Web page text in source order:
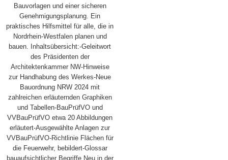
Bauvorlagen und einer sicheren
Genehmigungsplanung. Ein
praktisches Hilfsmittel für alle, die in
Nordrhein-Westfalen planen und
bauen. Inhaltsübersicht:-Geleitwort
des Präsidenten der
Architektenkammer NW-Hinweise
zur Handhabung des Werkes-Neue
Bauordnung NRW 2024 mit
zahlreichen erläuternden Graphiken
und Tabellen-BauPrüfVO und
VVBauPrüfVO etwa 20 Abbildungen
erläutert-Ausgewählte Anlagen zur
VVBauPrüfVO-Richtlinie Flächen für
die Feuerwehr, bebildert-Glossar
bauaufsichtlicher Begriffe Neu in der